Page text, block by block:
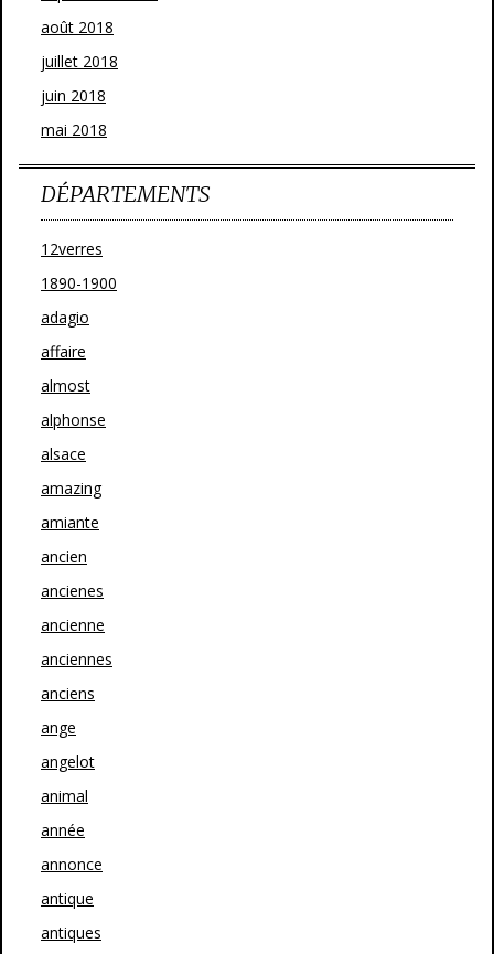
août 2018
juillet 2018
juin 2018
mai 2018
DÉPARTEMENTS
12verres
1890-1900
adagio
affaire
almost
alphonse
alsace
amazing
amiante
ancien
ancienes
ancienne
anciennes
anciens
ange
angelot
animal
année
annonce
antique
antiques